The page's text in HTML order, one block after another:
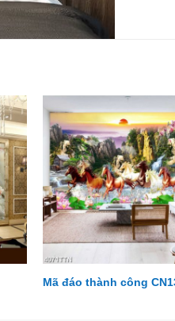
Mã đáo thành công